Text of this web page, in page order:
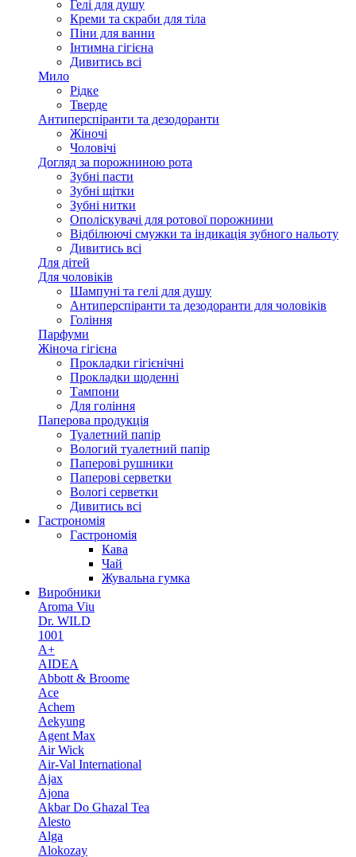
Гелі для душу
Креми та скраби для тіла
Піни для ванни
Інтимна гігієна
Дивитись всі
Мило
Рідке
Тверде
Антиперспіранти та дезодоранти
Жіночі
Чоловічі
Догляд за порожниною рота
Зубні пасти
Зубні щітки
Зубні нитки
Ополіскувачі для ротової порожнини
Відбілюючі смужки та індикація зубного нальоту
Дивитись всі
Для дітей
Для чоловіків
Шампуні та гелі для душу
Антиперспіранти та дезодоранти для чоловіків
Гоління
Парфуми
Жіноча гігієна
Прокладки гігієнічні
Прокладки щоденні
Тампони
Для гоління
Паперова продукція
Туалетний папір
Вологий туалетний папір
Паперові рушники
Паперові серветки
Вологі серветки
Дивитись всі
Гастрономія
Гастрономія
Кава
Чай
Жувальна гумка
Виробники
Aroma Viu
Dr. WILD
1001
A+
AIDEA
Abbott & Broome
Ace
Achem
Aekyung
Agent Max
Air Wick
Air-Val International
Ajax
Ajona
Akbar Do Ghazal Tea
Alesto
Alga
Alokozay